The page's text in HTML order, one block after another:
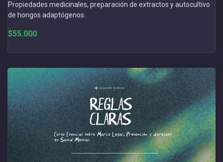
Propiedades medicinales, preparación de extractos y autocultivo
de hongos adaptógenos.
$55.000